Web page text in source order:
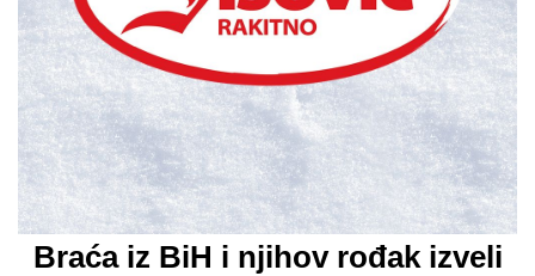
Braća iz BiH i njihov rođak izveli